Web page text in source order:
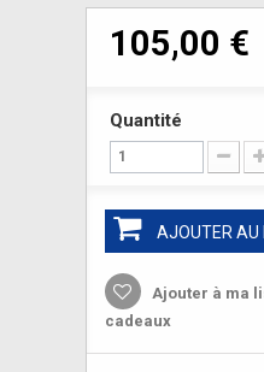
105,00 €
Quantité
AJOUTER AU
Ajouter à ma
cadeaux